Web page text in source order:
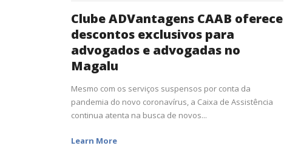
Clube ADVantagens CAAB oferece
descontos exclusivos para
advogados e advogadas no
Magalu
Mesmo com os serviços suspensos por conta da
pandemia do novo coronavírus, a Caixa de Assistência
continua atenta na busca de novos...
Learn More